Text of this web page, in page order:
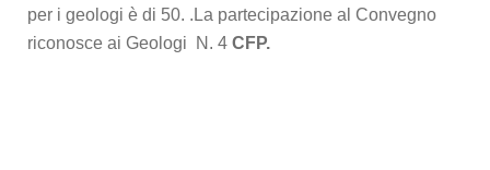
per i geologi è di 50. .La partecipazione al Convegno
riconosce ai Geologi  N. 4 CFP.